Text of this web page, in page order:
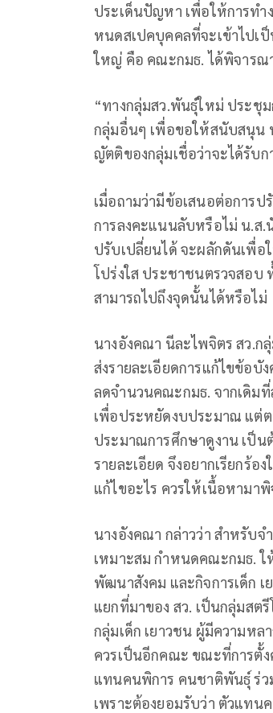
ประเด็นปัญหา เพื่อให้การท
หนดสเปคบุคคลที่จะเข้าไปเป็
ใหญ่ คือ คณะกมธ. ได้พิจารณ
“ทางกลุ่มสว.พันธุ์ใหม่ ประชุ
กลุ่มอื่นๆ เพื่อขอให้สนับสนุน
ญัตติของกลุ่มเชื่อว่าจะได้รับ
เมื่อถามว่ามีข้อเสนอต่อการ
การลงคะแนนลับหรือไม่ น.ส
ปรับเปลี่ยนได้ จะผลักดันเพื่อ
โปร่งใส ประชาชนตรวจสอบ
สามารถไปถึงจุดนั้นได้หรือไม่
นางอังคณา นีละไพจิตร สว.
ส่งรายละเอียดการแก้ไขข้อ
ลดจำนวนคณะกมธ. จากเดิม
เพื่อประหยัดงบประมาณ แต่
ประมาณการศึกษาดูงาน เป็
รายละเอียด จึงอยากเรียกร้อ
แก้ไขอะไร ควรให้เนื้อหามา
นางอังคณา กล่าวว่า สำหรับ
เหมาะสม กำหนดคณะกมธ. ใ
พัฒนาสังคม และกิจการเด็ก
แยกที่มาของ สว. เป็นกลุ่มสต
กลุ่มเด็ก เยาวชน ผู้มีความห
ควรเป็นอีกคณะ ขณะที่การตั้
แทนคนพิการ คนชาติพันธุ์ ร่ว
เพราะต้องยอมรับว่า ตัวแทน